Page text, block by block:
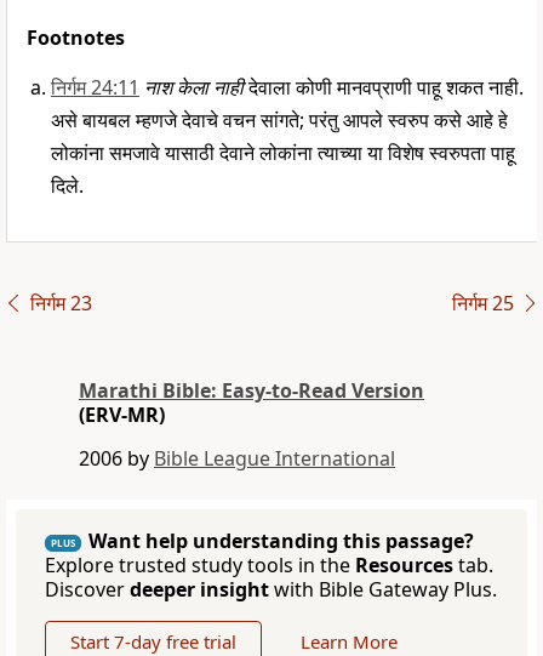
Footnotes
निर्गम 24:11 नाश केला नाहीदेवाला कोणी मानवप्राणी पाहू शकत नाही.
असे बायबल म्हणजे देवाचे वचन सांगते; परंतु आपले स्वरुप कसे आहे हे
लोकांना समजावे यासाठी देवाने लोकांना त्याच्या या विशेष स्वरुपता पाहू
दिले.
निर्गम 23 निर्गम 25
Marathi Bible: Easy-to-Read Version
(ERV-MR)
2006 by Bible League International
PLUS
Want help understanding this passage?
Explore trusted study tools in the Resourcestab.
Discoverdeeper insightwith Bible Gateway Plus.
Start 7-day free trial Learn More